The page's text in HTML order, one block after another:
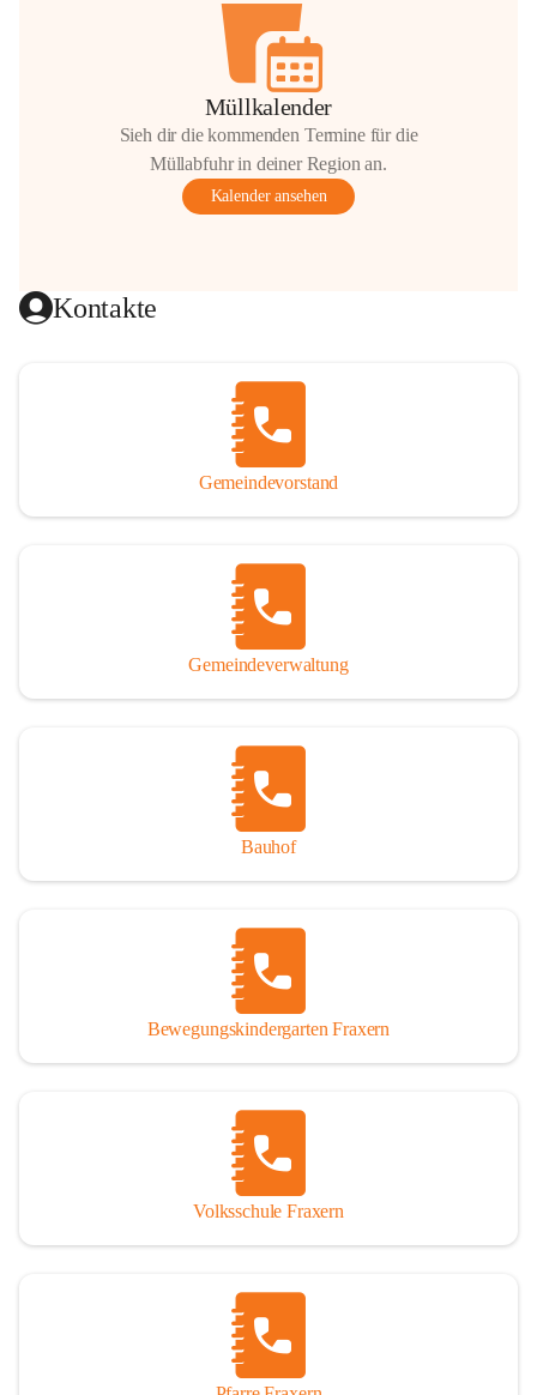
Müllkalender
Sieh dir die kommenden Termine für die
Müllabfuhr in deiner Region an.
Kalender ansehen
Kontakte
Gemeindevorstand
Gemeindeverwaltung
Bauhof
Bewegungskindergarten Fraxern
Volksschule Fraxern